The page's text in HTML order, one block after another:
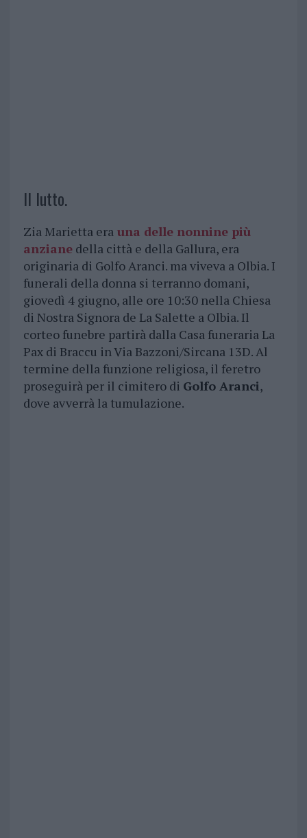
Il lutto.
Zia Marietta era una delle nonnine più
anzianedella città e della Gallura, era
originaria di Golfo Aranci. ma viveva a Olbia. I
funerali della donna si terranno domani,
giovedì 4 giugno, alle ore 10:30 nella Chiesa
di Nostra Signora de La Salette a Olbia. Il
corteo funebre partirà dalla Casa funeraria La
Pax di Braccu in Via Bazzoni/Sircana 13D. Al
termine della funzione religiosa, il feretro
proseguirà per il cimitero di Golfo Aranci,
dove avverrà la tumulazione.